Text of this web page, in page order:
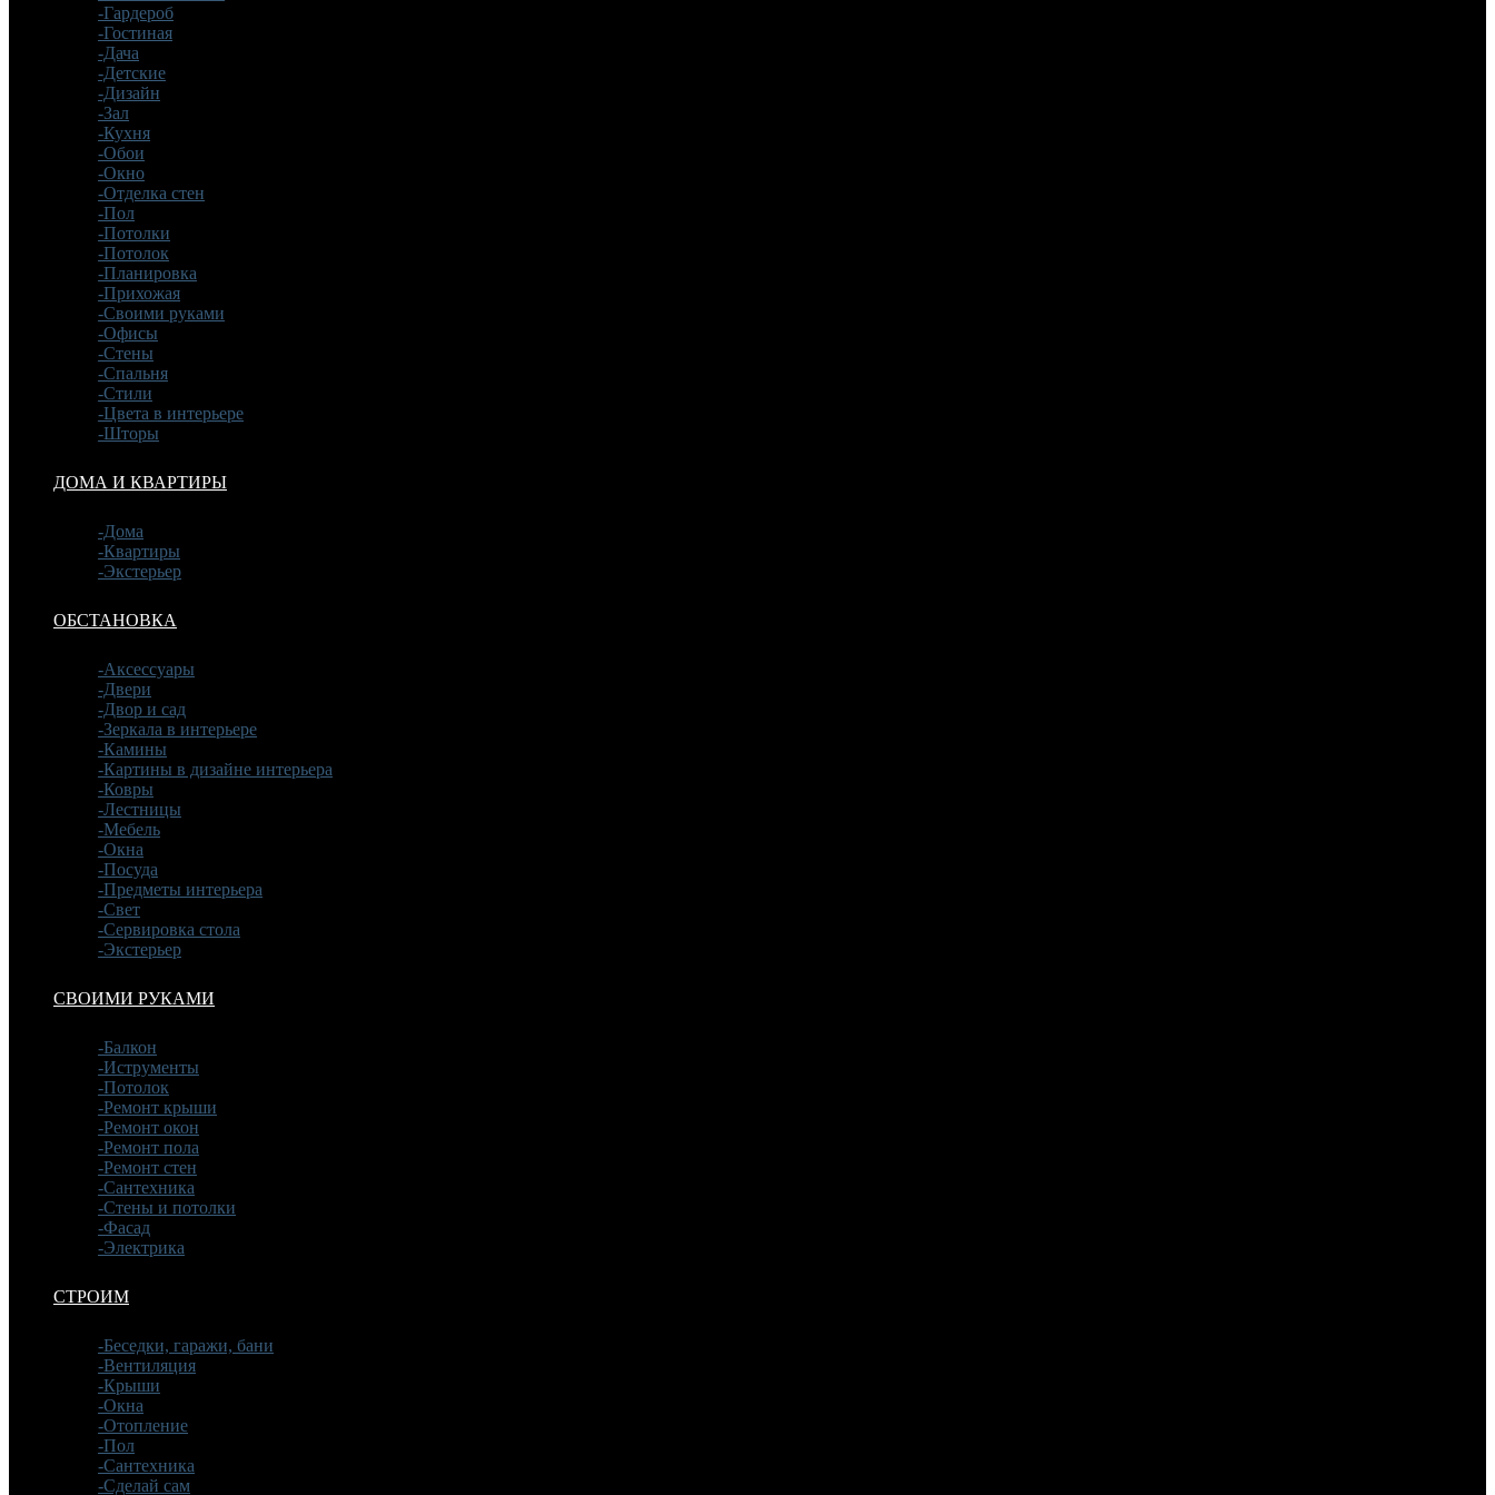
-Гардероб
-Гостиная
-Дача
-Детские
-Дизайн
-Зал
-Кухня
-Обои
-Окно
-Отделка стен
-Пол
-Потолки
-Потолок
-Планировка
-Прихожая
-Своими руками
-Офисы
-Стены
-Спальня
-Стили
-Цвета в интерьере
-Шторы
ДОМА И КВАРТИРЫ
-Дома
-Квартиры
-Экстерьер
ОБСТАНОВКА
-Аксессуары
-Двери
-Двор и сад
-Зеркала в интерьере
-Камины
-Картины в дизайне интерьера
-Ковры
-Лестницы
-Мебель
-Окна
-Посуда
-Предметы интерьера
-Свет
-Сервировка стола
-Экстерьер
СВОИМИ РУКАМИ
-Балкон
-Иструменты
-Потолок
-Ремонт крыши
-Ремонт окон
-Ремонт пола
-Ремонт стен
-Сантехника
-Стены и потолки
-Фасад
-Электрика
СТРОИМ
-Беседки, гаражи, бани
-Вентиляция
-Крыши
-Окна
-Отопление
-Пол
-Сантехника
-Сделай сам